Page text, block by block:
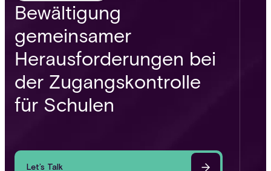
Bewältigung
gemeinsamer
Herausforderungen bei
der Zugangskontrolle
für Schulen
Let’s Talk